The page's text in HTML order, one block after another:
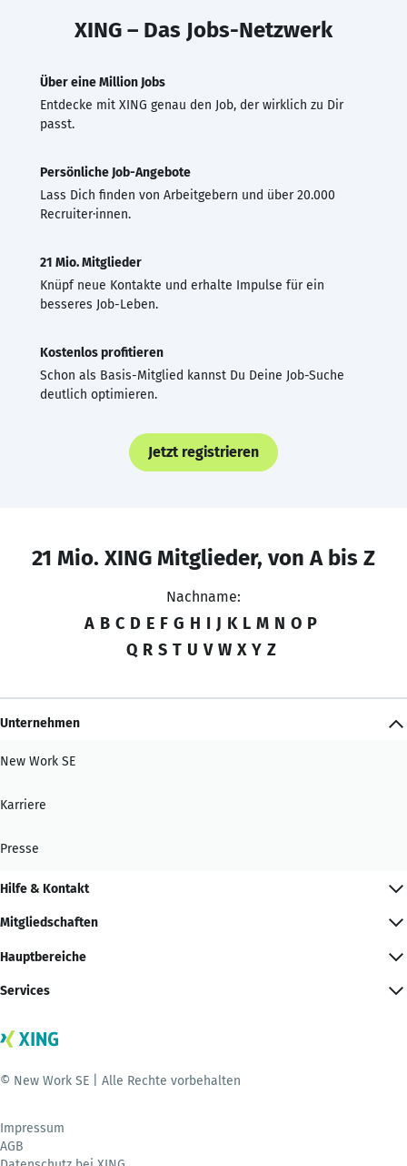
XING – Das Jobs-Netzwerk
Über eine Million Jobs
Entdecke mit XING genau den Job, der wirklich zu Dir
passt.
Persönliche Job-Angebote
Lass Dich finden von Arbeitgebern und über 20.000
Recruiter·innen.
21 Mio. Mitglieder
Knüpf neue Kontakte und erhalte Impulse für ein
besseres Job-Leben.
Kostenlos profitieren
Schon als Basis-Mitglied kannst Du Deine Job-Suche
deutlich optimieren.
Jetzt registrieren
21 Mio. XING Mitglieder, von A bis Z
Nachname:
A B C D E F G H I J K L M N O P
Q R S T U V W X Y Z
Unternehmen
New Work SE
Karriere
Presse
Hilfe & Kontakt
Mitgliedschaften
Hauptbereiche
Services
© New Work SE | Alle Rechte vorbehalten
Impressum
AGB